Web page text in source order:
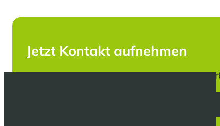
Jetzt Kontakt aufnehmen
kostenlose Schrottabholung SRM – Ihr